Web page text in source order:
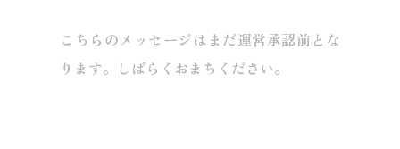
こちらのメッセージはまだ運営承認前とな
ります。しばらくおまちください。